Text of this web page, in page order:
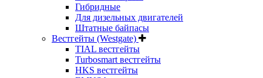
Гибридные
Для дизельных двигателей
Штатные байпасы
Вестгейты (Westgate)
TIAL вестгейты
Turbosmart вестгейты
HKS вестгейты